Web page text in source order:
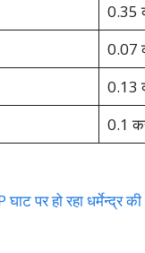
0.35
0.07
0.13
0.1
पर हो रहा